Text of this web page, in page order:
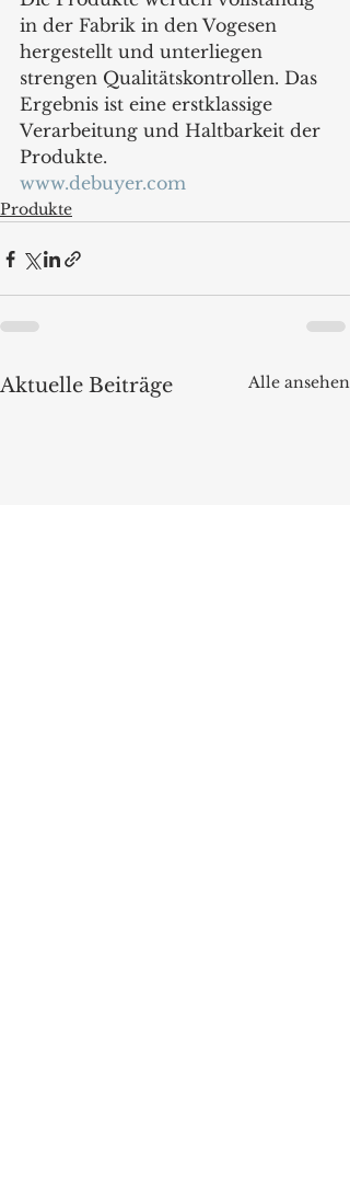
in der Fabrik in den Vogesen
hergestellt und unterliegen
strengen Qualitätskontrollen. Das
Ergebnis ist eine erstklassige
Verarbeitung und Haltbarkeit der
Produkte.
www.debuyer.com
Produkte
Aktuelle Beiträge Alle ansehen